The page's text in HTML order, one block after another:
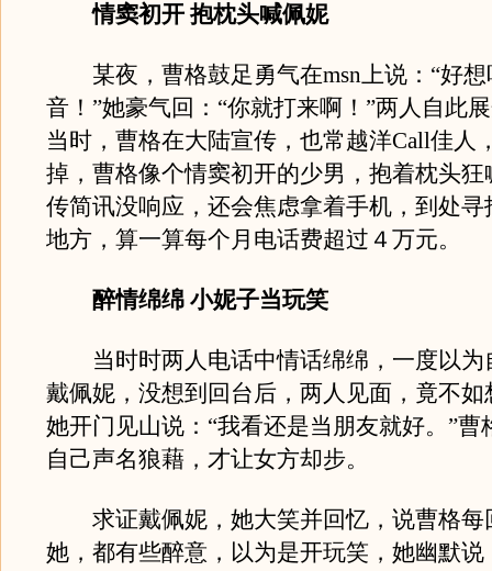
情窦初开 抱枕头喊佩妮
某夜，曹格鼓足勇气在msn上说：“好想
音！”她豪气回：“你就打来啊！”两人自此
当时，曹格在大陆宣传，也常越洋Call佳人
掉，曹格像个情窦初开的少男，抱着枕头狂
传简讯没响应，还会焦虑拿着手机，到处寻
地方，算一算每个月电话费超过４万元。
醉情绵绵 小妮子当玩笑
当时时两人电话中情话绵绵，一度以为
戴佩妮，没想到回台后，两人见面，竟不如
她开门见山说：“我看还是当朋友就好。”曹
自己声名狼藉，才让女方却步。
求证戴佩妮，她大笑并回忆，说曹格每
她，都有些醉意，以为是开玩笑，她幽默说